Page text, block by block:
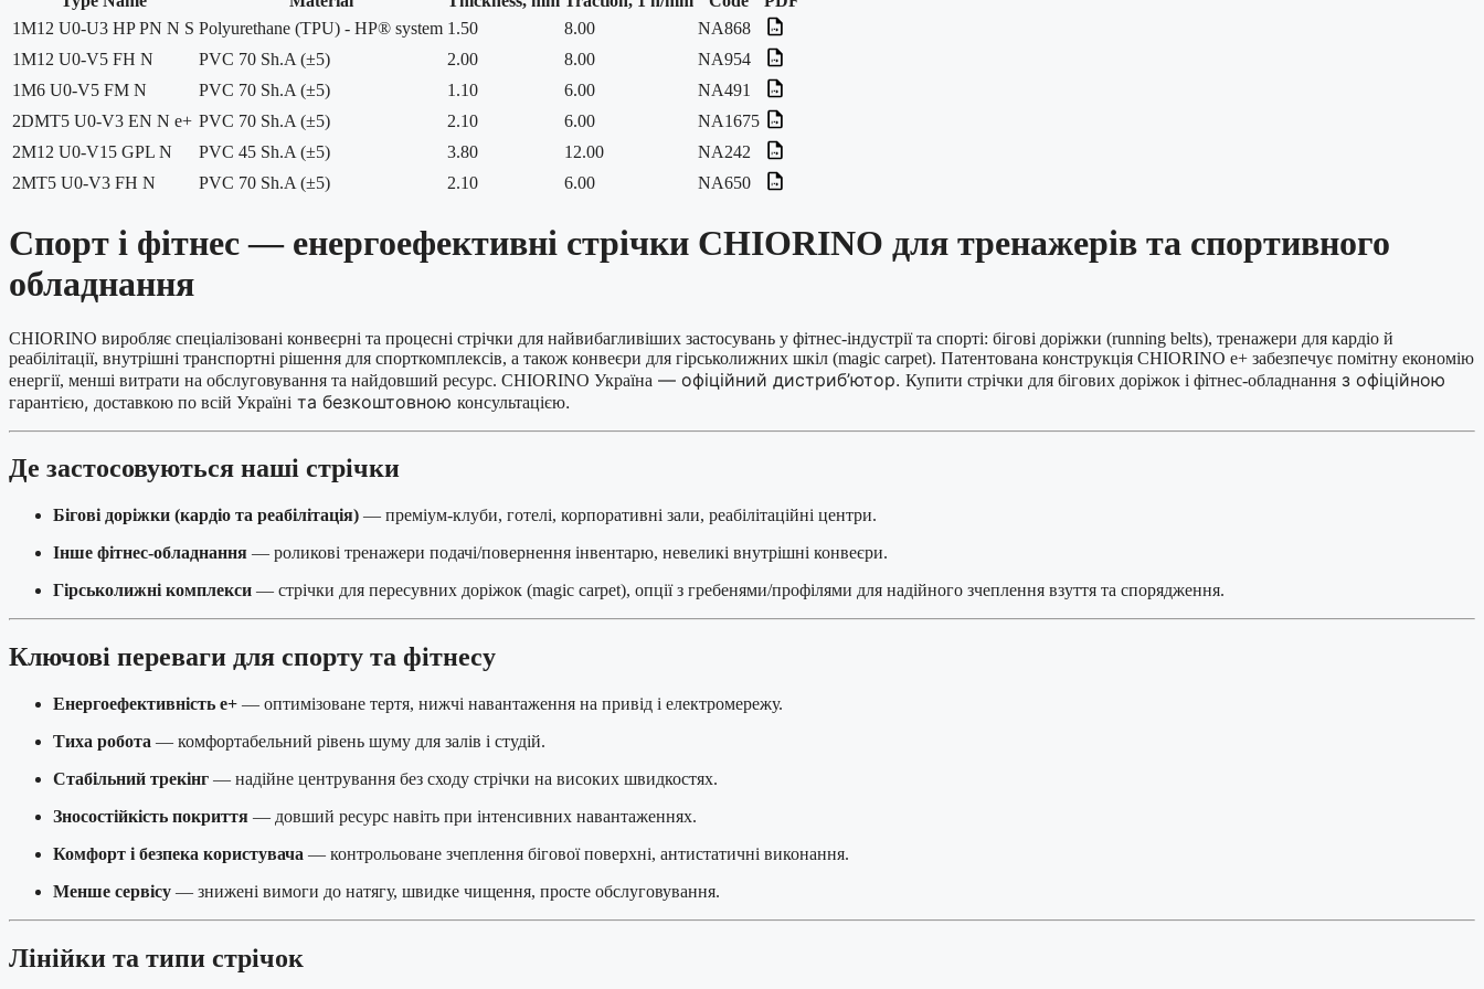
1M12 U0-U3 HP PN N S Polyurethane (TPU) - HP® system 1.50 8.00
NA868
1M12 U0-V5 FH N
PVC 70 Sh.A (±5) 2.00 8.00
NA954
1M6 U0-V5 FM N
PVC 70 Sh.A (±5) 1.10 6.00
NA491
2DMT5 U0-V3 EN N e+ PVC 70 Sh.A (±5) 2.10 6.00
NA1675
2M12 U0-V15 GPL N
PVC 45 Sh.A (±5) 3.80 12.00
NA242
2MT5 U0-V3 FH N
PVC 70 Sh.A (±5) 2.10 6.00 NA650
Спорт і фітнес — енергоефективні стрічки CHIORINO для тренажерів та спортивного
обладнання
CHIORINO виробляє спеціалізовані конвеєрні та процесні стрічки для найвибагливіших застосувань у фітнес-індустрії та спорті: бігові доріжки (running belts), тренажери для кардіо й
реабілітації, внутрішні транспортні рішення для спорткомплексів, а також конвеєри для гірськолижних шкіл (magic carpet). Патентована конструкція CHIORINO e+ забезпечує помітну економію
енергії, менші витрати на обслуговування та найдовший ресурс. CHIORINO Україна — офіційний дистриб’ютор. Купити стрічки для бігових доріжок і фітнес-обладнання з офіційною
гарантією, доставкою по всій Україні та безкоштовною консультацією.
Де застосовуються наші стрічки
Бігові доріжки (кардіо та реабілітація) — преміум-клуби, готелі, корпоративні зали, реабілітаційні центри.
Інше фітнес-обладнання — роликові тренажери подачі/повернення інвентарю, невеликі внутрішні конвеєри.
Гірськолижні комплекси — стрічки для пересувних доріжок (magic carpet), опції з гребенями/профілями для надійного зчеплення взуття та спорядження.
Ключові переваги для спорту та фітнесу
Енергоефективність e+ — оптимізоване тертя, нижчі навантаження на привід і електромережу.
Тиха робота — комфортабельний рівень шуму для залів і студій.
Стабільний трекінг — надійне центрування без сходу стрічки на високих швидкостях.
Зносостійкість покриття — довший ресурс навіть при інтенсивних навантаженнях.
Комфорт і безпека користувача — контрольоване зчеплення бігової поверхні, антистатичні виконання.
Менше сервісу — знижені вимоги до натягу, швидке чищення, просте обслуговування.
Лінійки та типи стрічок